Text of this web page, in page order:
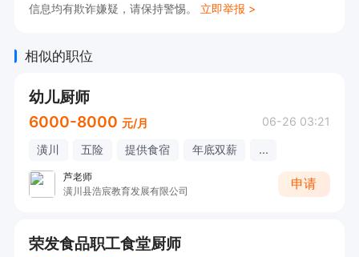
信息均有欺诈嫌疑，请保持警惕。 立即举报 >
相似的职位
幼儿厨师
6000-8000 元/月 06-26 03:21
潢川 五险 提供食宿 年底双薪 ...
芦老师
潢川县浩宸教育发展有限公司
申请
荣发食品职工食堂厨师